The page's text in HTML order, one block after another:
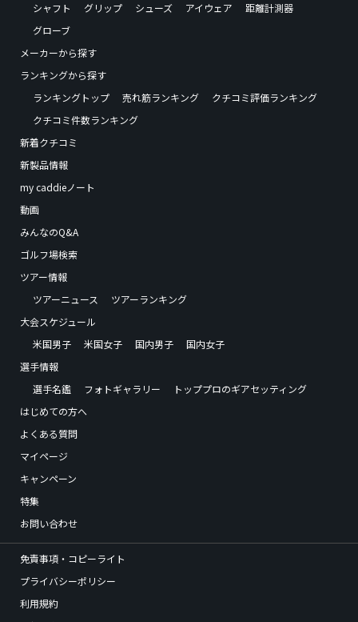
シャフト
グリップ シューズ アイウェア
距離計測器
グローブ
メーカーから探す
ランキングから探す
ランキングトップ
売れ筋ランキング
クチコミ評価ランキング
クチコミ件数ランキング
新着クチコミ
新製品情報
my caddieノート
動画
みんなのQ&A
ゴルフ場検索
ツアー情報
ツアーニュース
ツアーランキング
大会スケジュール
米国男子
米国女子 国内男子
国内女子
選手情報
選手名鑑
フォトギャラリー
トッププロのギアセッティング
はじめての方へ
よくある質問
マイページ
キャンペーン
特集
お問い合わせ
免責事項・コピーライト
プライバシーポリシー
利用規約